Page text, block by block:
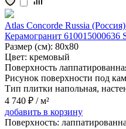
Atlas Concorde Russia (Россия)
Керамогранит 610015000636
Размер (см): 80x80
Цвет: кремовый
Поверхность
Рисунок поверхности под
Тип плитки напольная,
4 740 ₽ / м²
добавить в корзину
Поверхность: